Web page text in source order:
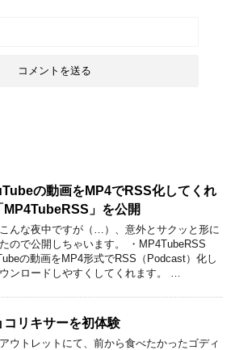
の動画をMP4でRSS化してくれ
MP4TubeRSS」を公開
んな夜中ですが（…）、意外とサクッと形に
ので公開しちゃいます。 ・MP4TubeRSS
の動画をMP4形式でRSS（Podcast）化し
ンロードしやすくしてくれます。 …
コリキサーを初体験
ウトレットにて、前から食べたかったゴディ